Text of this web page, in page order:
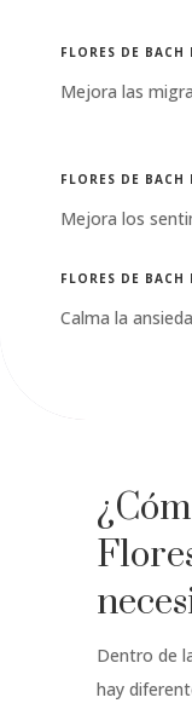
FLORES DE
Mejora las
FLORES DE BACH
Mejora los
FLORES DE BACH
Calma la
Dentro de
hay